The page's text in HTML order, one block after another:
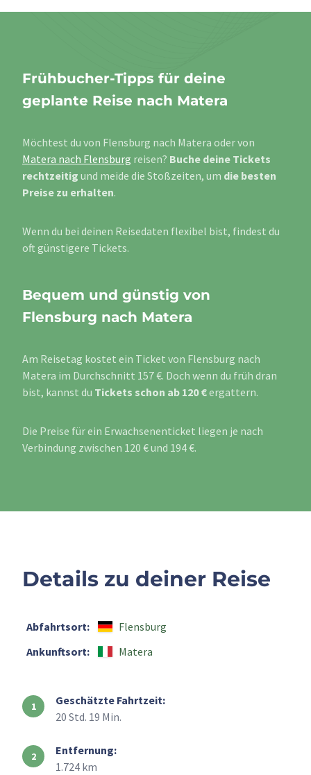
Frühbucher-Tipps für deine
geplante Reise nach Matera
Möchtest du von Flensburg nach Matera oder von
Matera nach Flensburg reisen? Buche deine Tickets
rechtzeitig und meide die Stoßzeiten, um die besten
Preise zu erhalten.
Wenn du bei deinen Reisedaten flexibel bist, findest du
oft günstigere Tickets.
Bequem und günstig von
Flensburg nach Matera
Am Reisetag kostet ein Ticket von Flensburg nach
Matera im Durchschnitt 157 €. Doch wenn du früh dran
bist, kannst du Tickets schon ab 120 €ergattern.
Die Preise für ein Erwachsenenticket liegen je nach
Verbindung zwischen 120 € und 194 €.
Details zu deiner Reise
Abfahrtsort:
Flensburg
Ankunftsort:
Matera
Geschätzte Fahrtzeit:
20 Std. 19 Min.
Entfernung:
1.724 km